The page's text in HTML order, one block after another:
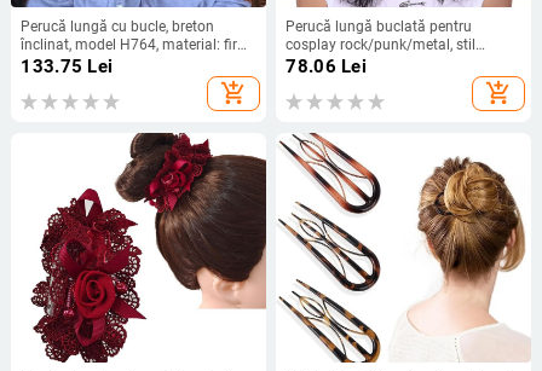
Perucă lungă cu bucle, breton
înclinat, model H764, material: fir
rezistent la temperaturi înalte, stil
exotic, aspect natural și realist
133.75 Lei
add_shopping_cart
Perucă lungă buclată pentru
cosplay rock/punk/metal, stil
antic/retro, fibre rezistente la
temperatură, volum exploziv, Model
110
78.06 Lei
add_shopping_cart